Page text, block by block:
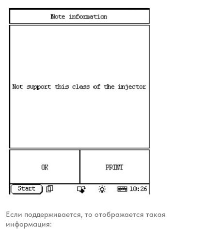
Если поддерживается, то отображается такая
информация: